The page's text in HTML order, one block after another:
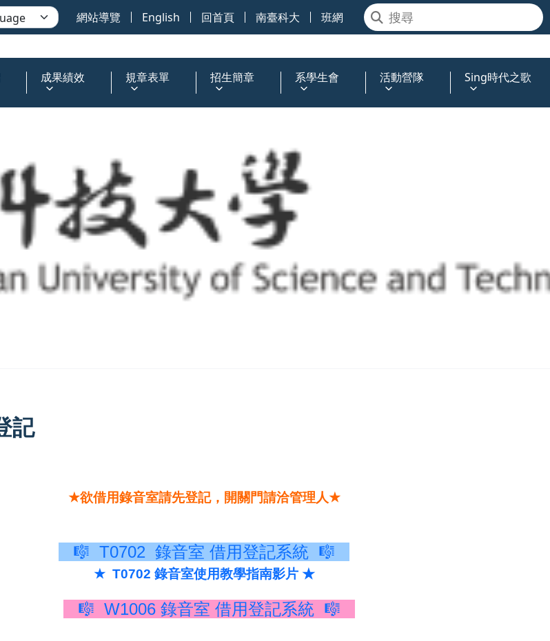
網站導覽 English 回首頁 南臺科大 班網
成果績效 規章表單 招生簡章 系學生會 活動營隊 Sing時代之歌
記
★欲借用錄音室請先登記，開關門請洽管理人★
🎼 T0702 錄音室 借用登記系統 🎼
★ T0702 錄音室使用教學指南影片 ★
🎼 W1006 錄音室 借用登記系統 🎼